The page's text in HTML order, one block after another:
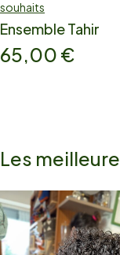
souhaits
Ensemble Tahir
65,00 €
Les